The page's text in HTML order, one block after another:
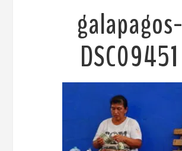
galapagos-
DSC09451